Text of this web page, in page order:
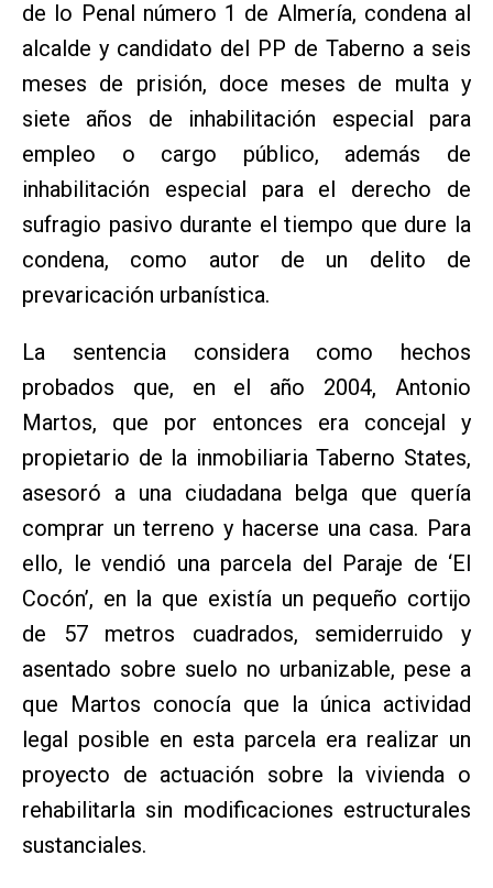
de lo Penal número 1 de Almería, condena al
alcalde y candidato del PP de Taberno a seis
meses de prisión, doce meses de multa y
siete años de inhabilitación especial para
empleo o cargo público, además de
inhabilitación especial para el derecho de
sufragio pasivo durante el tiempo que dure la
condena, como autor de un delito de
prevaricación urbanística.
La sentencia considera como hechos
probados que, en el año 2004, Antonio
Martos, que por entonces era concejal y
propietario de la inmobiliaria Taberno States,
asesoró a una ciudadana belga que quería
comprar un terreno y hacerse una casa. Para
ello, le vendió una parcela del Paraje de ‘El
Cocón’, en la que existía un pequeño cortijo
de 57 metros cuadrados, semiderruido y
asentado sobre suelo no urbanizable, pese a
que Martos conocía que la única actividad
legal posible en esta parcela era realizar un
proyecto de actuación sobre la vivienda o
rehabilitarla sin modificaciones estructurales
sustanciales.